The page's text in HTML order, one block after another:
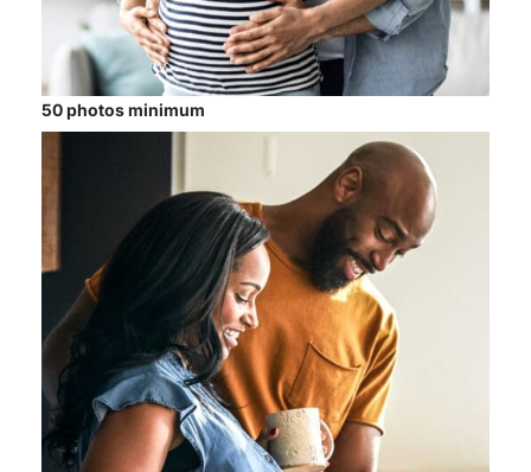
50 photos minimum